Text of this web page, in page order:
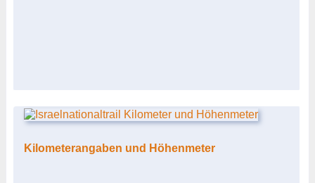
Kilometerangaben und Höhenmeter